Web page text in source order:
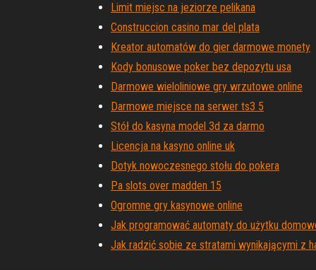
Limit miejsc na jeziorze pelikana
Construccion casino mar del plata
Kreator automatów do gier darmowe monety
Kody bonusowe poker bez depozytu usa
Darmowe wieloliniowe gry wrzutowe online
Darmowe miejsce na serwer ts3 5
Stół do kasyna model 3d za darmo
Licencja na kasyno online uk
Dotyk nowoczesnego stołu do pokera
Pa slots over madden 15
Ogromne gry kasynowe online
Jak programować automaty do użytku
Jak radzić sobie ze stratami wynikającymi z